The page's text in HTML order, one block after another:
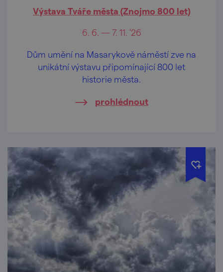
Výstava Tváře města (Znojmo 800 let)
6. 6. — 7. 11. '26
Dům umění na Masarykově náměstí zve na
unikátní výstavu připomínající 800 let
historie města.
prohlédnout